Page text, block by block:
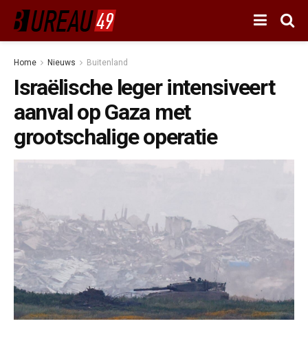
Home Nieuws Buitenland
Israëlische leger intensiveert
aanval op Gaza met
grootschalige operatie